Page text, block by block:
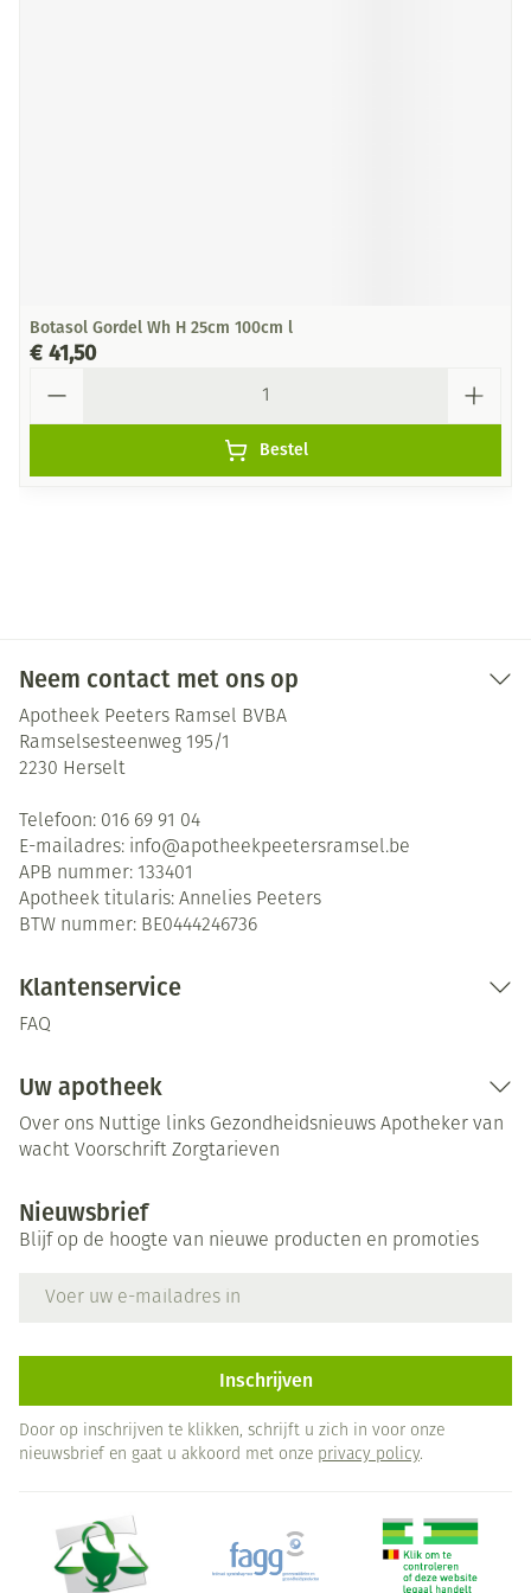
Botasol Gordel Wh H 25cm 100cm l
€ 41,50
Bestel
Neem contact met ons op
Apotheek Peeters Ramsel BVBA
Ramselsesteenweg 195/1
2230 Herselt
Telefoon: 016 69 91 04
E-mailadres: info@apotheekpeetersramsel.be
APB nummer: 133401
Apotheek titularis: Annelies Peeters
BTW nummer: BE0444246736
Klantenservice
FAQ
Uw apotheek
Over ons Nuttige links Gezondheidsnieuws Apotheker van
wacht Voorschrift Zorgtarieven
Nieuwsbrief
Blijf op de hoogte van nieuwe producten en promoties
Inschrijven
Door op inschrijven te klikken, schrijft u zich in voor onze
nieuwsbrief en gaat u akkoord met onze privacy policy.